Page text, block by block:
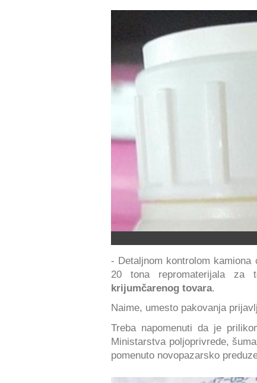
- Detaljnom kontrolom
20 tona repromaterijala
krijumčarenog tovara.
Naime, umesto pakovanja
Treba napomenuti da je
Ministarstva poljoprivrede,
pomenuto novopazarsko